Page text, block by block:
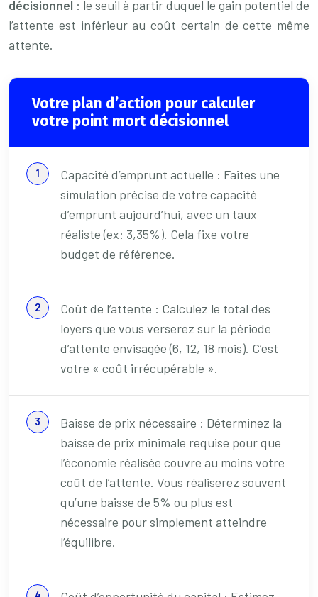
décisionnel : le seuil à partir duquel le gain potentiel de
l’attente est inférieur au coût certain de cette même
attente.
Votre plan d’action pour calculer
votre point mort décisionnel
Capacité d’emprunt actuelle : Faites une
simulation précise de votre capacité
d’emprunt aujourd’hui, avec un taux
réaliste (ex: 3,35%). Cela fixe votre
budget de référence.
Coût de l’attente : Calculez le total des
loyers que vous verserez sur la période
d’attente envisagée (6, 12, 18 mois). C’est
votre « coût irrécupérable ».
Baisse de prix nécessaire : Déterminez la
baisse de prix minimale requise pour que
l’économie réalisée couvre au moins votre
coût de l’attente. Vous réaliserez souvent
qu’une baisse de 5% ou plus est
nécessaire pour simplement atteindre
l’équilibre.